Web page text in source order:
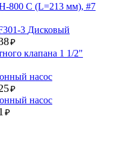
800 С (L=213 мм), #7
Дисковый
₽
клапана 1 1/2"
насос
₽
насос
₽